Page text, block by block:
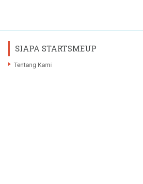
SIAPA STARTSMEUP
Tentang Kami